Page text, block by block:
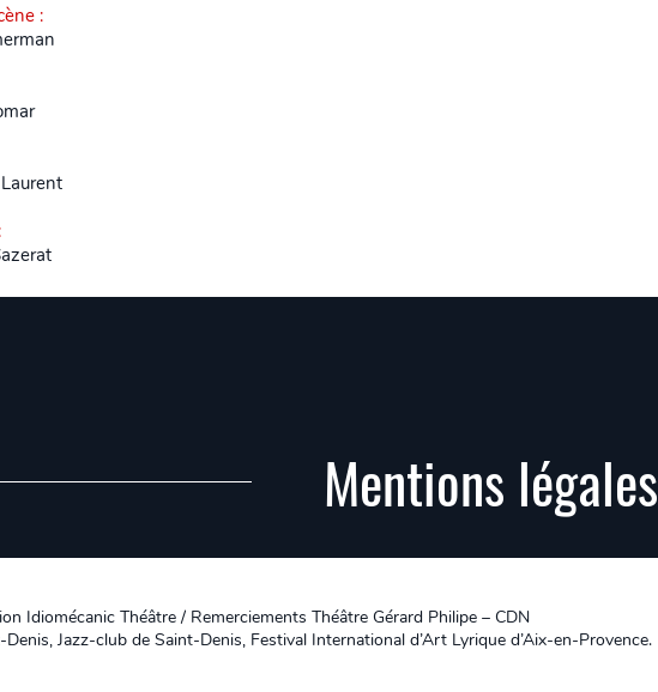
:
:
Mentions légales
Idiomécanic Théâtre / Remerciements Théâtre Gérard Philipe – CDN
Jazz-club de Saint-Denis, Festival International d’Art Lyrique d’Aix-en-Provence.